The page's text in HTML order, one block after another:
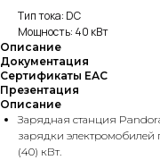
Тип тока: DC
Мощность: 40 кВт
Описание
Документация
Сертификаты ЕАС
Презентация
Описание
Зарядная станция
зарядки
(40) кВт.